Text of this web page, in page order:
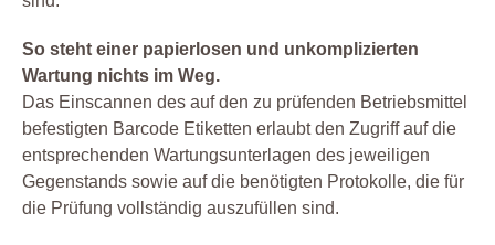
So steht einer papierlosen und unkomplizierten
Wartung nichts im Weg.
Das Einscannen des auf den zu prüfenden Betriebsmittel
befestigten Barcode Etiketten erlaubt den Zugriff auf die
entsprechenden Wartungsunterlagen des jeweiligen
Gegenstands sowie auf die benötigten Protokolle, die für
die Prüfung vollständig auszufüllen sind.